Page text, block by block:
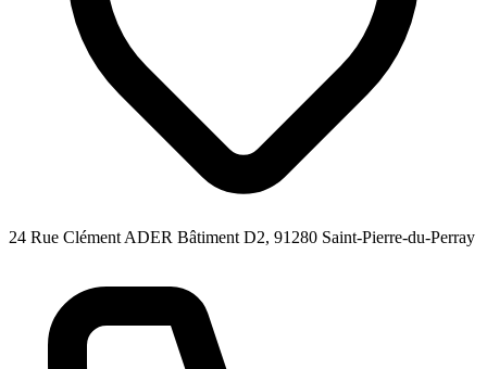
24 Rue Clément ADER Bâtiment D2, 91280 Saint-Pierre-du-Perray